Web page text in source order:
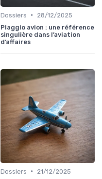
Dossiers •
28/12/2025
Piaggio avion : une référence
singulière dans l’aviation
d’affaires
Dossiers •
21/12/2025